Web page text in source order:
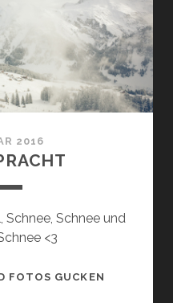
2016
Schnee, Schnee und
<3
FOTOS GUCKEN